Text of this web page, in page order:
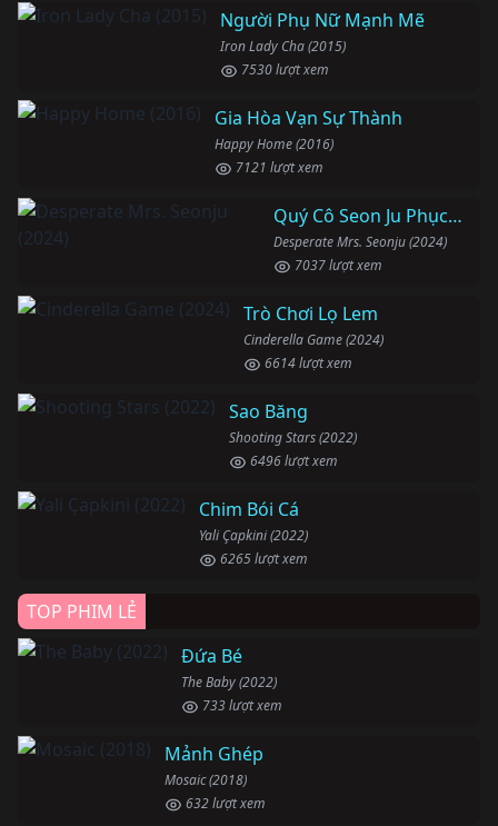
Người Phụ Nữ Mạnh Mẽ
Iron Lady Cha (2015)
7530 lượt xem
Gia Hòa Vạn Sự Thành
Happy Home (2016)
7121 lượt xem
Quý Cô Seon Ju Phục Thù
Desperate Mrs. Seonju (2024)
7037 lượt xem
Trò Chơi Lọ Lem
Cinderella Game (2024)
6614 lượt xem
Sao Băng
Shooting Stars (2022)
6496 lượt xem
Chim Bói Cá
Yali Çapkini (2022)
6265 lượt xem
TOP PHIM LẺ
Đứa Bé
The Baby (2022)
733 lượt xem
Mảnh Ghép
Mosaic (2018)
632 lượt xem